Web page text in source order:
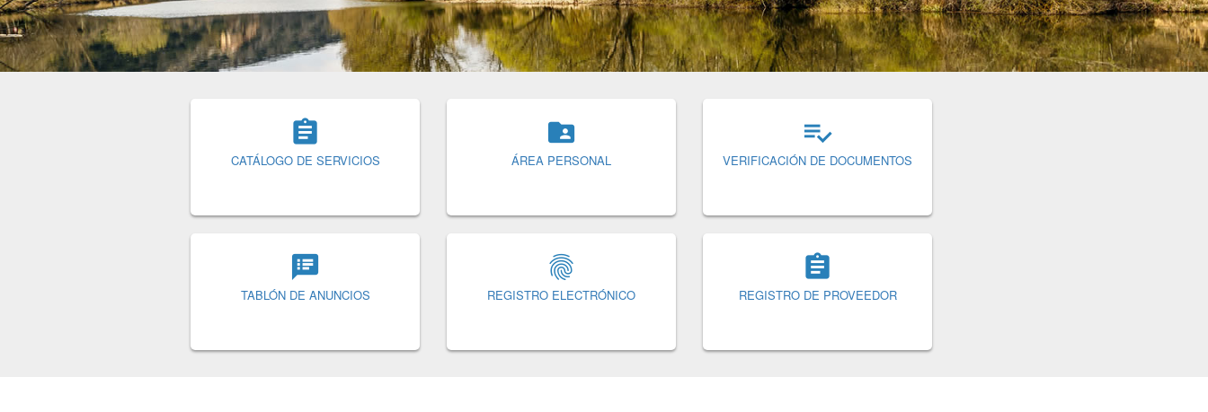

CATÁLOGO DE SERVICIOS

ÁREA PERSONAL

VERIFICACIÓN DE DOCUMENTOS
speaker_notes
TABLÓN DE ANUNCIOS

REGISTRO ELECTRÓNICO

REGISTRO DE PROVEEDOR